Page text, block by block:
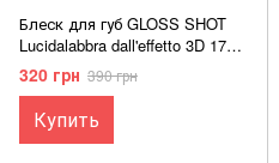
Блеск для губ GLOSS SHOT
Lucidalabbra dall'effetto 3D 17
BUBBLING ROSE
320 грн 390 грн
Купить